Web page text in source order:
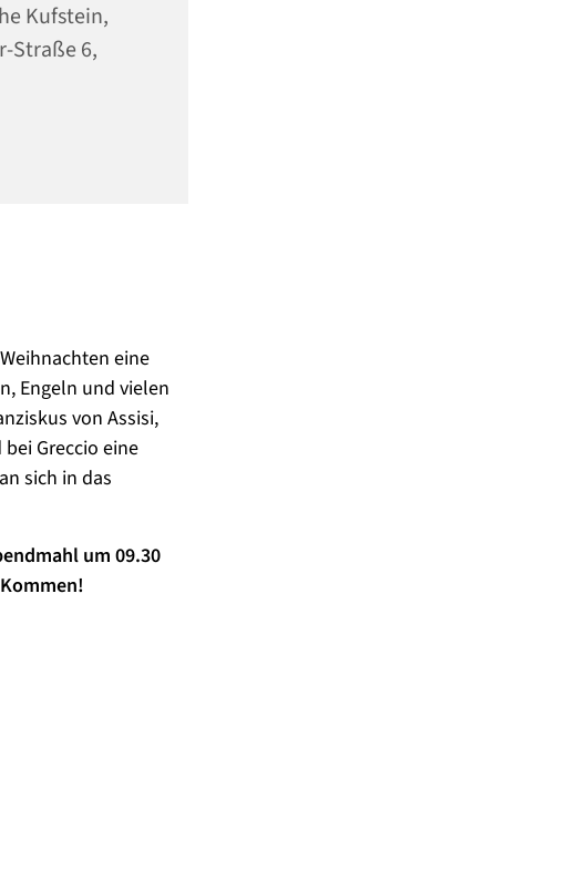
Kufstein,
Straße 6,
eine
Engeln und vielen
von Assisi,
Greccio eine
sich in das
um 09.30